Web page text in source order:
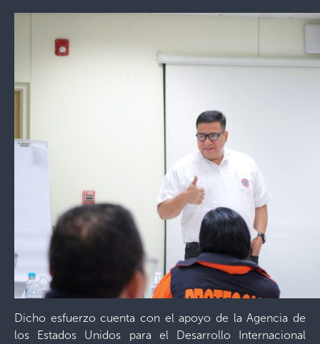
Dicho esfuerzo cuenta con el apoyo de la Agencia de
los Estados Unidos para el Desarrollo Internacional